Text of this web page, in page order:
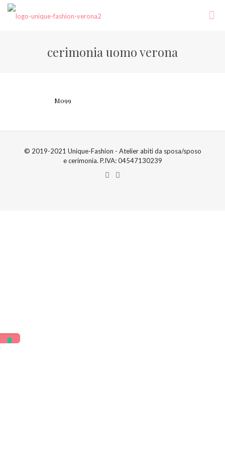
cerimonia uomo verona
M099
© 2019-2021 Unique-Fashion - Atelier abiti da sposa/sposo
e cerimonia. P.IVA: 04547130239